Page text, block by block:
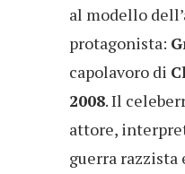
al modello
protagonista:
capolavoro di
2008. Il
attore,
guerra razzista